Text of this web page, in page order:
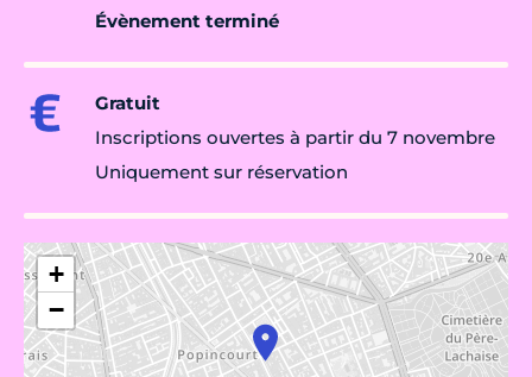
Évènement terminé
Gratuit
Inscriptions ouvertes à partir du 7 novembre
Uniquement sur réservation
+
−